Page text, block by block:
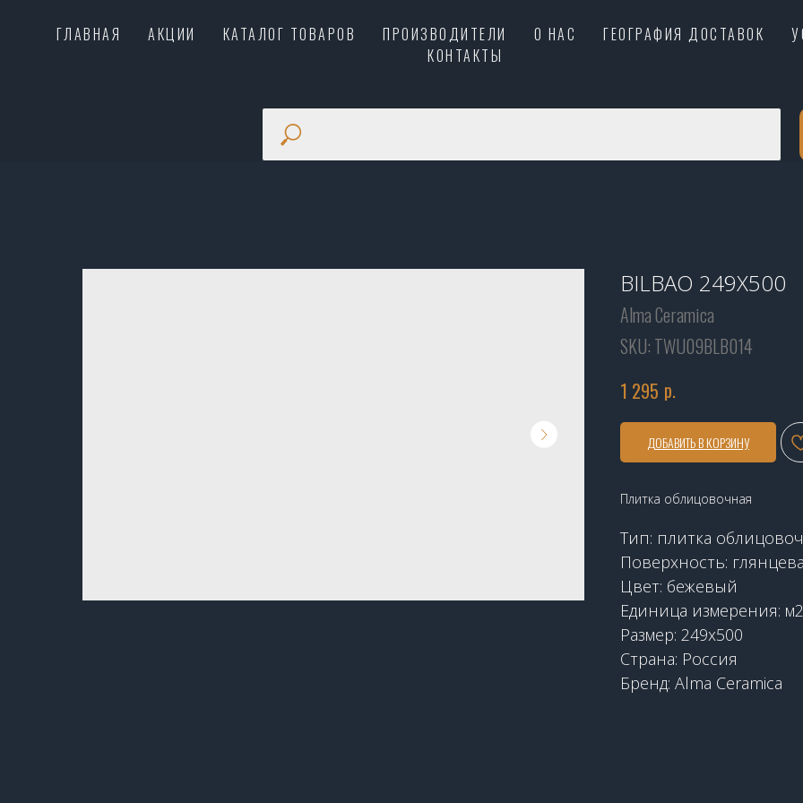
ГЛАВНАЯ АКЦИИ КАТАЛОГ ТОВАРОВ ПРОИЗВОДИТЕЛИ О НАС ГЕОГРАФИЯ ДОСТАВОК
КОНТАКТЫ
BILBAO 249X500
Alma Ceramica
SKU: TWU09BLB014
1 295 р.
ДОБАВИТЬ В КОРЗИНУ
Плитка облицовочная
Тип: плитка
Поверхность:
Цвет: бежевый
Единица измерения: м2
Размер: 249х500
Страна: Россия
Бренд: Alma Ceramica